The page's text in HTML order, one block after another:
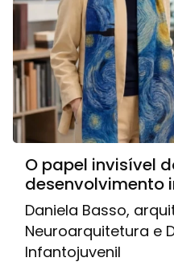
O papel invisível
desenvolvimento
Daniela Basso,
Neuroarquitetura e
Infantojuvenil